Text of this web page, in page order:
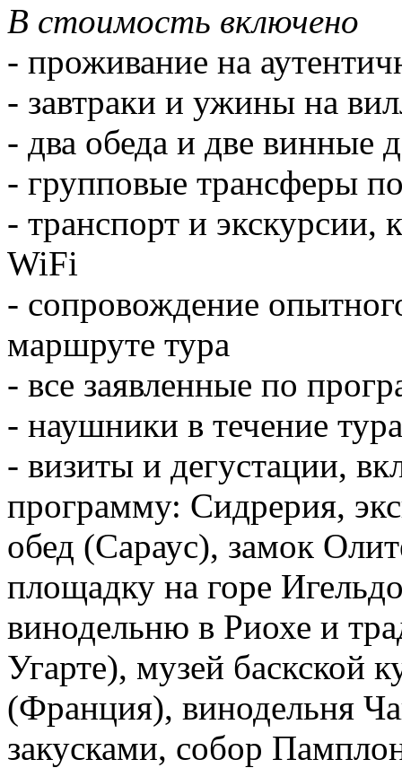
В стоимость включено
- проживание на
- завтраки и ужины на
- два обеда и две винные
- групповые трансферы
- транспорт и экскурсии,
WiFi
- сопровождение
маршруте тура
- все заявленные по
- наушники в течение тура
- визиты и дегустации,
программу: Сидрерия,
обед (Сараус), замок
площадку на горе
винодельню в Риохе и
Угарте), музей баскской
(Франция), винодельня
закусками, собор